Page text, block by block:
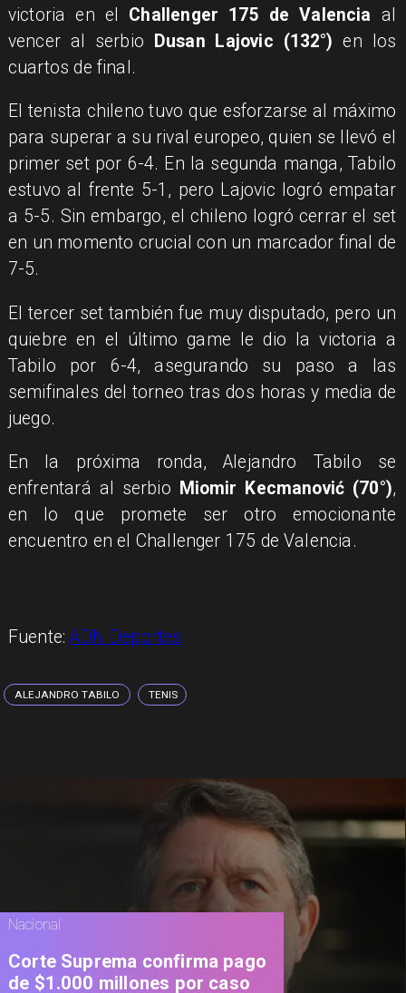
victoria en el Challenger 175 de Valencia al
vencer al serbio
Dusan Lajovic (132°) en los
cuartos de final.
El tenista chileno tuvo que esforzarse al máximo
para superar a su rival europeo, quien se llevó el
primer set por 6-4. En la segunda manga, Tabilo
estuvo al frente 5-1, pero Lajovic logró empatar
a 5-5. Sin embargo, el chileno logró cerrar el set
en un momento crucial con un marcador final de
7-5.
El tercer set también fue muy disputado, pero un
quiebre en el último game le dio la victoria a
Tabilo por 6-4, asegurando su paso a las
semifinales del torneo tras dos horas y media de
juego.
En la próxima ronda, Alejandro Tabilo se
enfrentará al serbio Miomir Kecmanović (70°),
en lo que promete ser otro emocionante
encuentro en el Challenger 175 de Valencia.
Fuente:ADN Deportes
ALEJANDRO TABILO TENIS
Nacional
Corte Suprema confirma pago
de $1.000 millones por caso